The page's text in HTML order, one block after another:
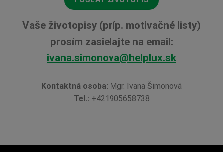
Vaše životopisy (príp. motivačné listy)
prosím zasielajte na email:
ivana.simonova@helplux.sk
Kontaktná osoba: Mgr. Ivana Šimonová
Tel.: +421905658738